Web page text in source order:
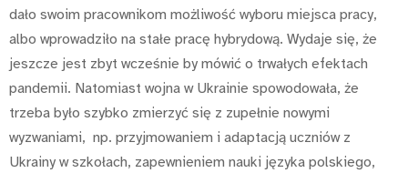
dało swoim pracownikom możliwość wyboru miejsca pracy,
albo wprowadziło na stałe pracę hybrydową. Wydaje się, że
jeszcze jest zbyt wcześnie by mówić o trwałych efektach
pandemii. Natomiast wojna w Ukrainie spowodowała, że
trzeba było szybko zmierzyć się z zupełnie nowymi
wyzwaniami, np. przyjmowaniem i adaptacją uczniów z
Ukrainy w szkołach, zapewnieniem nauki języka polskiego,